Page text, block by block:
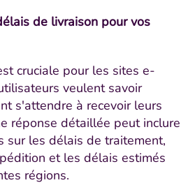
de livraison pour vos
cruciale pour les sites e-
veulent savoir
s'attendre à recevoir leurs
réponse détaillée peut inclure
sur les délais de traitement,
et les délais estimés
régions.